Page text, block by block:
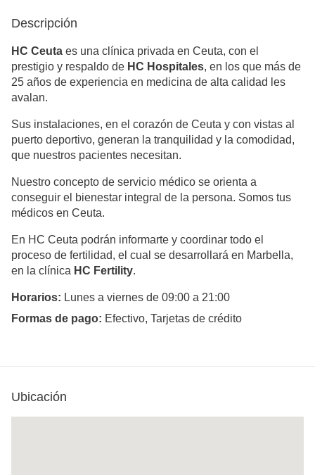
Descripción
HC Ceuta es una clínica privada en Ceuta, con el
prestigio y respaldo de HC Hospitales, en los que más de
25 años de experiencia en medicina de alta calidad les
avalan.
Sus instalaciones, en el corazón de Ceuta y con vistas al
puerto deportivo, generan la tranquilidad y la comodidad,
que nuestros pacientes necesitan.
Nuestro concepto de servicio médico se orienta a
conseguir el bienestar integral de la persona. Somos tus
médicos en Ceuta.
En HC Ceuta podrán informarte y coordinar todo el
proceso de fertilidad, el cual se desarrollará en Marbella,
en la clínica HC Fertility.
Horarios: Lunes a viernes de 09:00 a 21:00
Formas de pago: Efectivo, Tarjetas de crédito
Ubicación